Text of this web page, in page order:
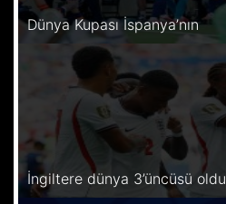
Dünya Kupası İspanya’nın
İngiltere dünya 3’üncüsü oldu